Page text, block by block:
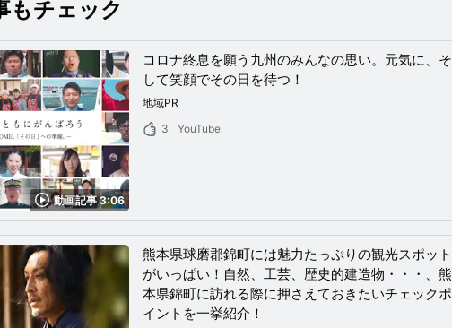
もチェック
動画記事 3:06
コロナ終息を願う九州のみんなの思い。元気に、そ
して笑顔でその日を待つ！
地域PR
3
YouTube
熊本県球磨郡錦町には魅力たっぷりの観光スポット
がいっぱい！自然、工芸、歴史的建造物・・・、熊
本県錦町に訪れる際に押さえておきたいチェックポ
イントを一挙紹介！